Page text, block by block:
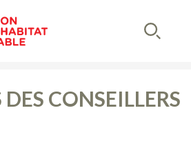
CONSEILLERS